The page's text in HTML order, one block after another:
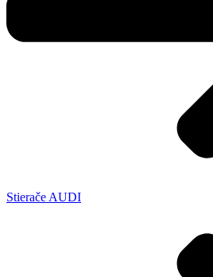
Stierače AUDI